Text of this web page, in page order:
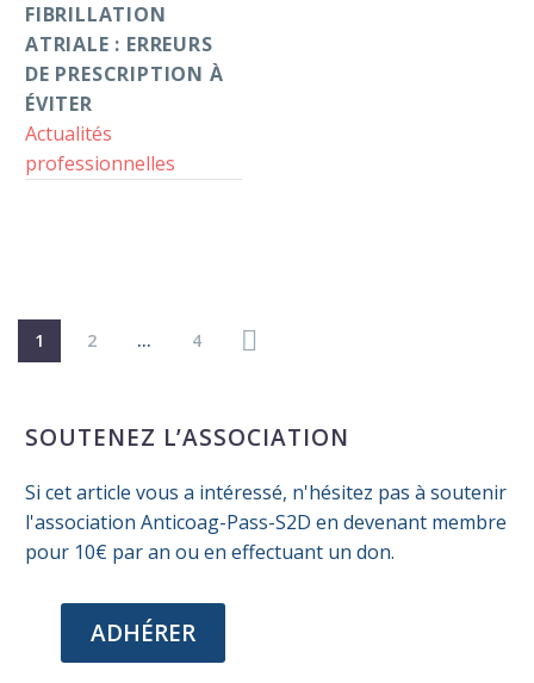
FIBRILLATION
ATRIALE : ERREURS
DE PRESCRIPTION À
ÉVITER
Actualités
professionnelles
1 2 … 4
SOUTENEZ L’ASSOCIATION
Si cet article vous a intéressé, n'hésitez pas à soutenir
l'association Anticoag-Pass-S2D en devenant membre
pour 10€ par an ou en effectuant un don.
ADHÉRER